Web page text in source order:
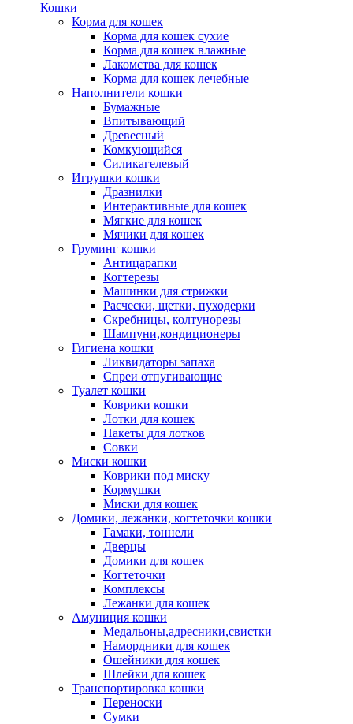
Кошки
Корма для кошек
Корма для кошек сухие
Корма для кошек влажные
Лакомства для кошек
Корма для кошек лечебные
Наполнители кошки
Бумажные
Впитывающий
Древесный
Комкующийся
Силикагелевый
Игрушки кошки
Дразнилки
Интерактивные для кошек
Мягкие для кошек
Мячики для кошек
Груминг кошки
Антицарапки
Когтерезы
Машинки для стрижки
Расчески, щетки, пуходерки
Скребницы, колтунорезы
Шампуни,кондиционеры
Гигиена кошки
Ликвидаторы запаха
Спреи отпугивающие
Туалет кошки
Коврики кошки
Лотки для кошек
Пакеты для лотков
Совки
Миски кошки
Коврики под миску
Кормушки
Миски для кошек
Домики, лежанки, когтеточки кошки
Гамаки, тоннели
Дверцы
Домики для кошек
Когтеточки
Комплексы
Лежанки для кошек
Амуниция кошки
Медальоны,адресники,свистки
Намордники для кошек
Ошейники для кошек
Шлейки для кошек
Транспортировка кошки
Переноски
Сумки